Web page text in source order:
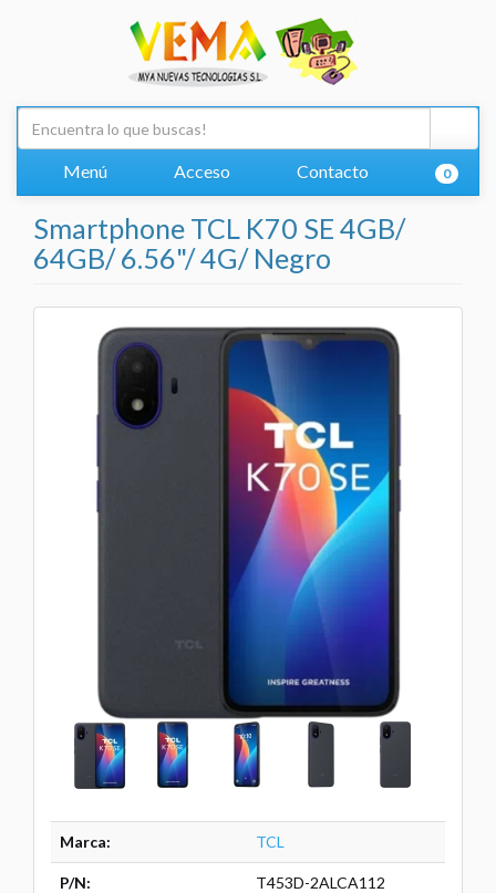
Menú Acceso Contacto 0
Smartphone TCL K70 SE 4GB/
64GB/ 6.56"/ 4G/ Negro
Marca: TCL
P/N: T453D-2ALCA112